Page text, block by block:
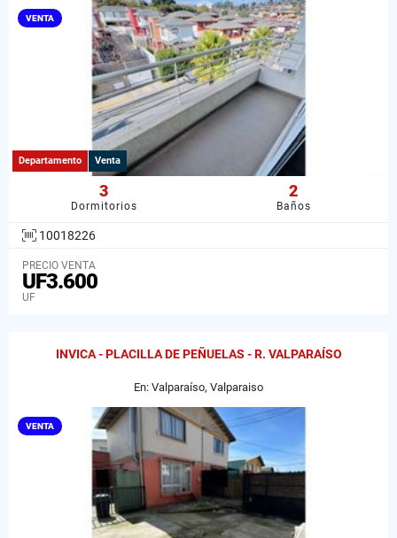
VENTA
Departamento Venta
3
Dormitorios
2
Baños
10018226
PRECIO VENTA
UF3.600
UF
INVICA - PLACILLA DE PEÑUELAS - R. VALPARAÍSO
En: Valparaíso, Valparaiso
VENTA